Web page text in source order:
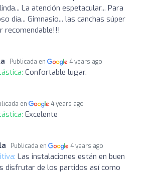
La atención espetacular... Para
día... Gimnasio... las canchas súper
recomendable!!!
Publicada en 4 years ago
Confortable lugar.
en 4 years ago
Excelente
Publicada en 4 years ago
Las instalaciones están en buen
disfrutar de los partidos así como